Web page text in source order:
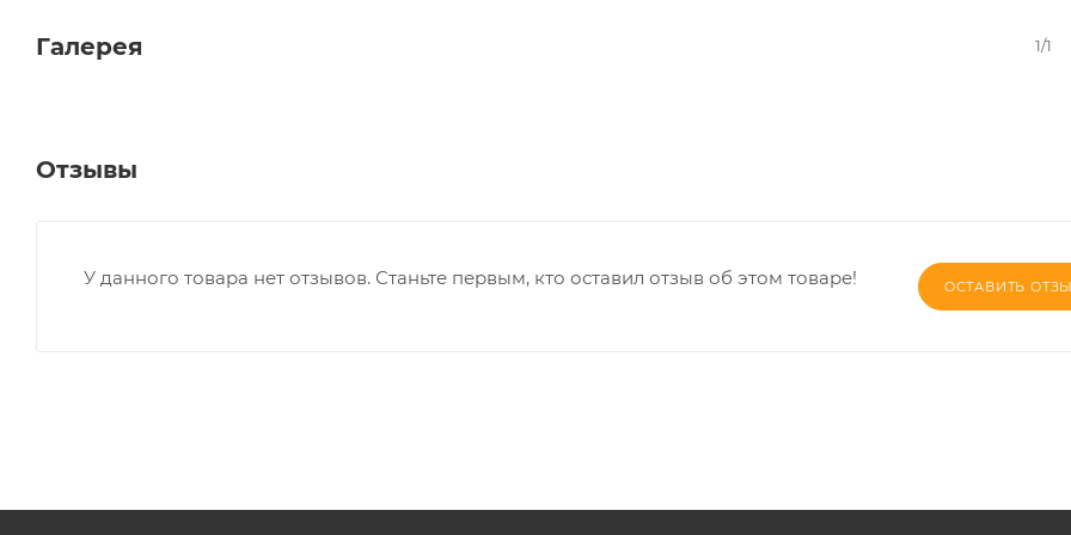
Галерея 1/1
Отзывы
ОСТАВИТЬ
У данного товара нет отзывов. Станьте первым, кто оставил отзыв об этом товаре!